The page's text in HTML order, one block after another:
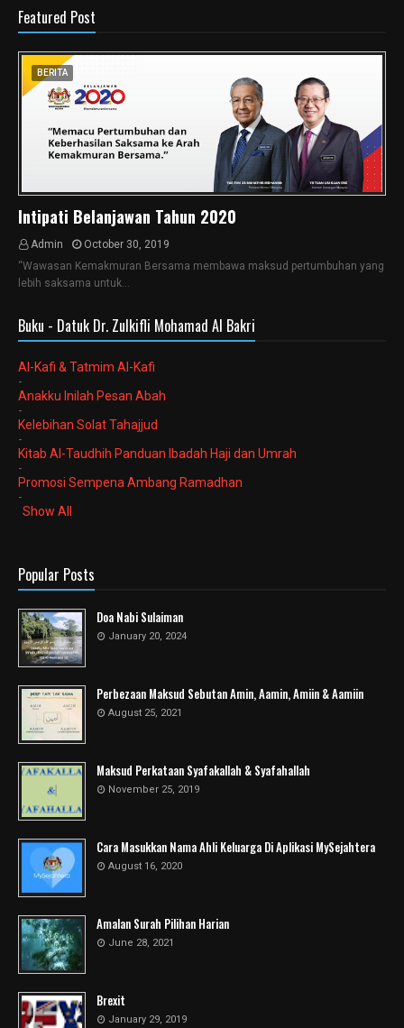
Featured Post
BERITA
Intipati Belanjawan Tahun 2020
Admin
October 30, 2019
“Wawasan Kemakmuran Bersama membawa maksud pertumbuhan yang
lebih saksama untuk…
Buku - Datuk Dr. Zulkifli Mohamad Al Bakri
Al-Kafi & Tatmim Al-Kafi
-
Anakku Inilah Pesan Abah
-
Kelebihan Solat Tahajjud
-
Kitab Al-Taudhih Panduan Ibadah Haji dan Umrah
-
Promosi Sempena Ambang Ramadhan
-
Show All
Popular Posts
Doa Nabi Sulaiman
January 20, 2024
Perbezaan Maksud Sebutan Amin, Aamin, Amiin & Aamiin
August 25, 2021
Maksud Perkataan Syafakallah & Syafahallah
November 25, 2019
Cara Masukkan Nama Ahli Keluarga Di Aplikasi MySejahtera
August 16, 2020
Amalan Surah Pilihan Harian
June 28, 2021
Brexit
January 29, 2019